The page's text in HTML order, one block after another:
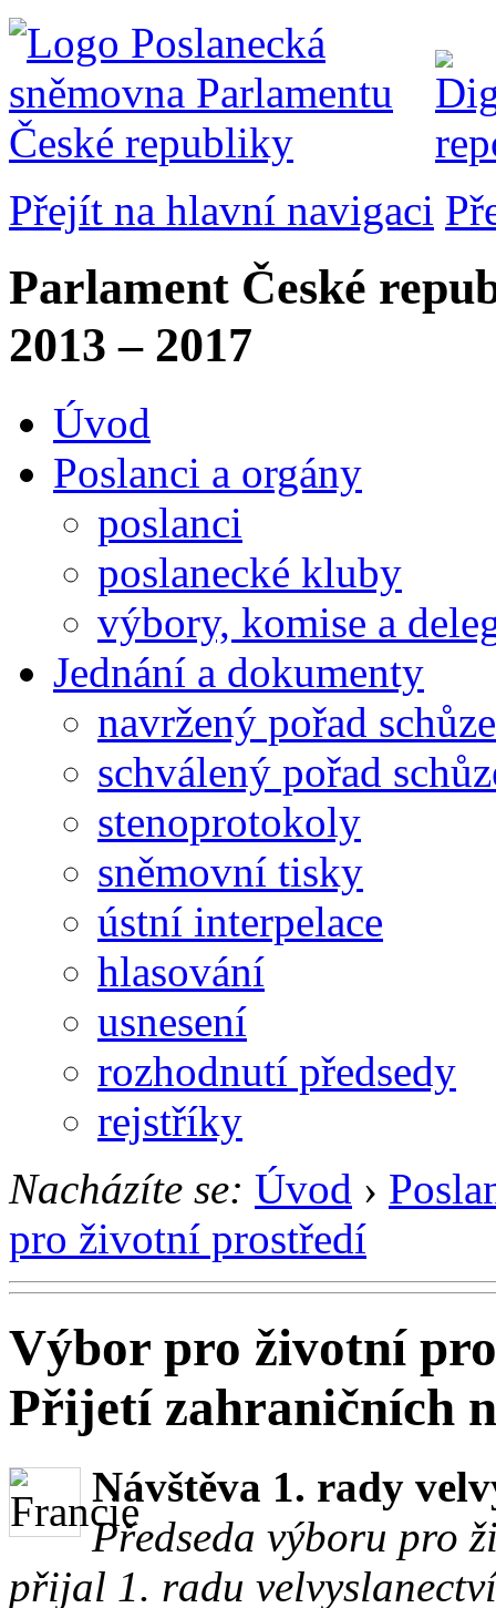
Přejít na hlavní navigaci
Parlament České
2013 – 2017
Úvod
Poslanci a orgány
poslanci
poslanecké kluby
výbory, komise a
Jednání a dokumenty
navržený pořad schůze
schválený pořad
stenoprotokoly
sněmovní tisky
ústní interpelace
hlasování
usnesení
rozhodnutí předsedy
rejstříky
Nacházíte se: Úvod ›
pro životní prostředí
Výbor pro životní
Přijetí zahraničních
Návštěva 1. rady
Předseda výboru pro
přijal 1. radu